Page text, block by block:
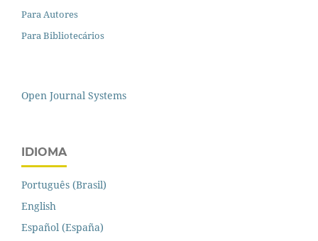
Para Autores
Para Bibliotecários
Open Journal Systems
IDIOMA
Português (Brasil)
English
Español (España)